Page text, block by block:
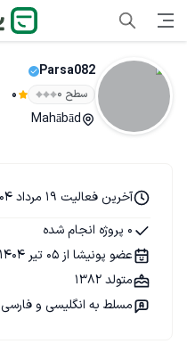
Parsa082
سطح ۰ 0
Mahābād
آخرین فعالیت 19 مرداد 1404
0 پروژه انجام شده
عضو پونیشا از 05 تیر 1404
متولد 1382
مسلط به انگلیسی و فارسی